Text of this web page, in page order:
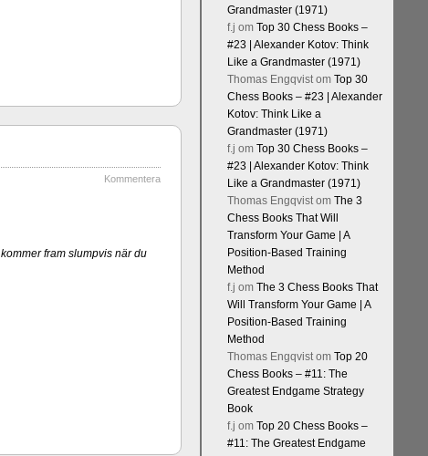
Kommentera
fram slumpvis när du
Grandmaster (1971)
f.j om Top 30 Chess Books –
#23 | Alexander Kotov: Think
Like a Grandmaster (1971)
Thomas Engqvistom Top 30
Chess Books – #23 | Alexander
Kotov: Think Like a
Grandmaster (1971)
f.j om Top 30 Chess Books –
#23 | Alexander Kotov: Think
Like a Grandmaster (1971)
Thomas Engqvistom The 3
Chess Books That Will
Transform Your Game | A
Position-Based Training
Method
f.j om The 3 Chess Books That
Will Transform Your Game | A
Position-Based Training
Method
Thomas Engqvistom Top 20
Chess Books – #11: The
Greatest Endgame Strategy
Book
f.j om Top 20 Chess Books –
#11: The Greatest Endgame